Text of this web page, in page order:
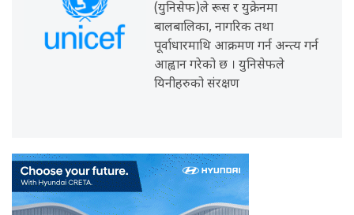
(युनिसेफ)ले रूस र युक्रेनमा
बालबालिका, नागरिक तथा
पूर्वाधारमाथि आक्रमण गर्न अन्त्य गर्न
आह्वान गरेको छ । युनिसेफले
यिनीहरुको संरक्षण